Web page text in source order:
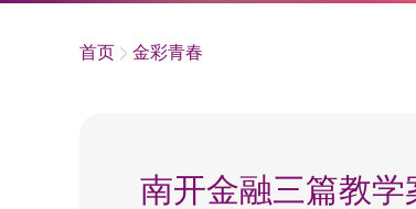
首页 金彩青春
南开金融三篇教学